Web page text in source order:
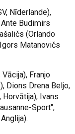
Nīderlande),
Budimirs
(Orlando
Matanovičs
Franjo
Dions Drena Beljo,
Ivans
Sport",